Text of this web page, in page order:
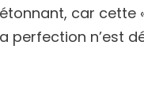
car
perfection n’est